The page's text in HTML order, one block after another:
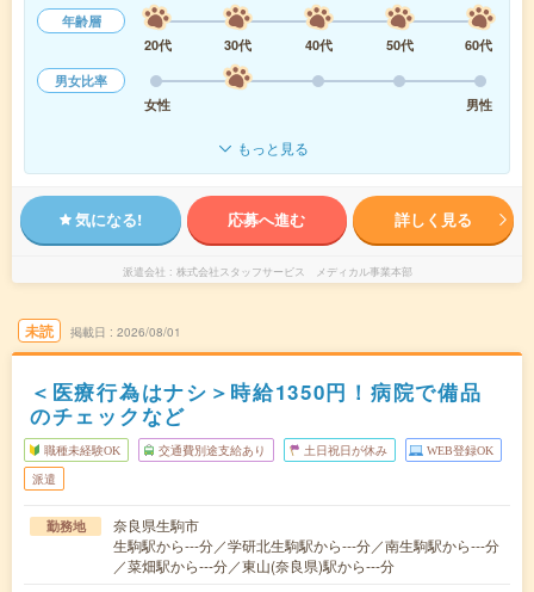
年齢層
20代
30代 40代 50代
60代
男女比率
女性
男性
もっと見る
気になる! 応募へ進む 詳しく見る
派遣会社 株式会社スタッフサービス メディカル事業本部
未読 掲載日 2026/08/01
＜医療行為はナシ＞時給1350円！病院で備品
のチェックなど
職種未経験OK 交通費別途支給あり 土日祝日が休み WEB登録OK
派遣
勤務地
奈良県生駒市
生駒駅から---分／学研北生駒駅から---分／南生駒駅から---分
／菜畑駅から---分／東山(奈良県)駅から---分